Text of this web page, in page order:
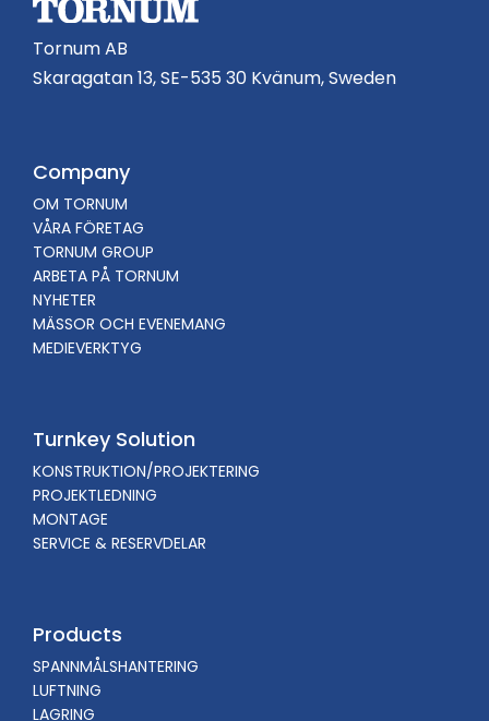
Tornum AB
Skaragatan 13, SE-535 30 Kvänum, Sweden
Company
OM TORNUM
VÅRA FÖRETAG
TORNUM GROUP
ARBETA PÅ TORNUM
NYHETER
MÄSSOR OCH EVENEMANG
MEDIEVERKTYG
Turnkey Solution
KONSTRUKTION/PROJEKTERING
PROJEKTLEDNING
MONTAGE
SERVICE & RESERVDELAR
Products
SPANNMÅLSHANTERING
LUFTNING
LAGRING